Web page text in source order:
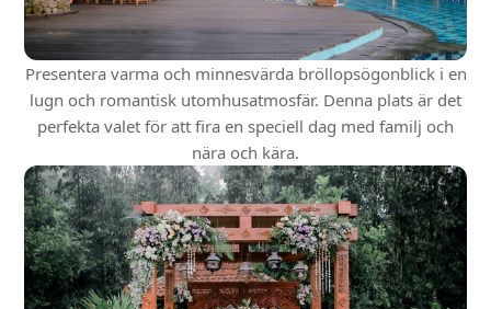
Presentera varma och minnesvärda bröllopsögonblick i en
lugn och romantisk utomhusatmosfär. Denna plats är det
perfekta valet för att fira en speciell dag med familj och
nära och kära.